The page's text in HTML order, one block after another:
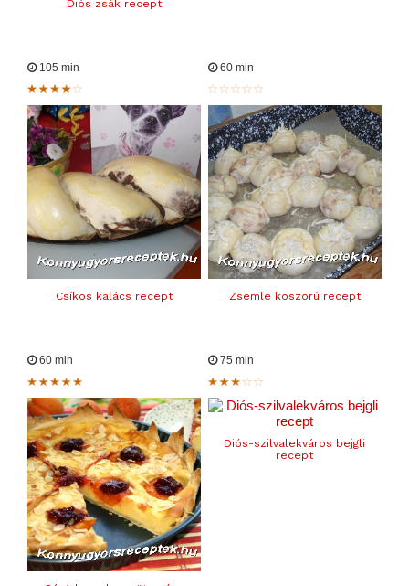
Diós zsák recept
105 min
Csíkos kalács recept
60 min
Zsemle koszorú recept
60 min 75 min
Diós-szilvalekváros bejgli
recept